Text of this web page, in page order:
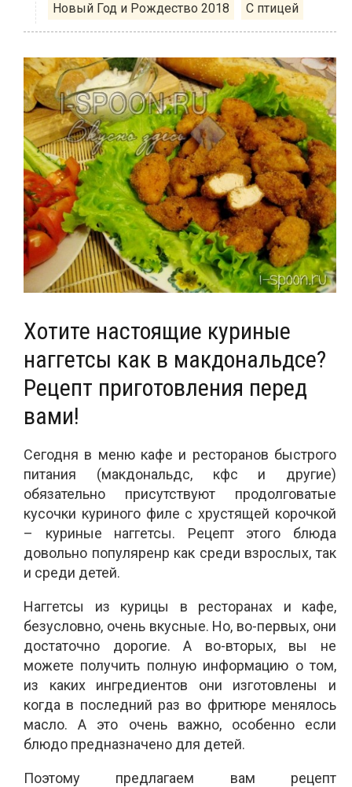
Новый Год и Рождество 2018
С птицей
Хотите настоящие куриные
наггетсы как в макдональдсе?
Рецепт приготовления перед
вами!
Сегодня в меню кафе и ресторанов быстрого
питания (макдональдс, кфс и другие)
обязательно присутствуют продолговатые
кусочки куриного филе с хрустящей корочкой
– куриные наггетсы. Рецепт этого блюда
довольно популяренр как среди взрослых, так
и среди детей.
Наггетсы из курицы в ресторанах и кафе,
безусловно, очень вкусные. Но, во-первых, они
достаточно дорогие. А во-вторых, вы не
можете получить полную информацию о том,
из каких ингредиентов они изготовлены и
когда в последний раз во фритюре менялось
масло. А это очень важно, особенно если
блюдо предназначено для детей.
Поэтому предлагаем вам рецепт